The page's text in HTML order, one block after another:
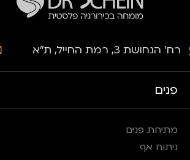
רח׳ הנחושת 3, רמת החייל, ת״א
פנים
מתיחת פנים
ניתוח אף